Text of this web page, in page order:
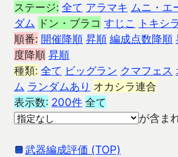
ステージ: 全て アラマキ ムニ・エ
ダム ドン・ブラコ すじこ トキシ
順番: 開催降順 昇順 編成点数降順
度降順 昇順
種類: 全て ビッグラン クマフェス
ム ランダムあり オカシラ連合
表示数: 200件 全て
が含ま
武器編成評価 (TOP)